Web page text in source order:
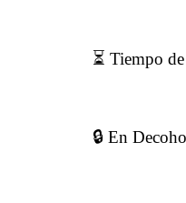
⏳ Tiempo
🔒 En